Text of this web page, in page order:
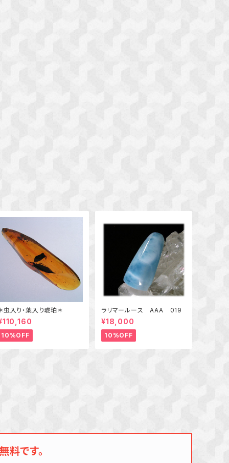
虫入り・葉入り琥珀＊
10%OFF
ラリマールース AAA 019
¥18,000
10%OFF
です。